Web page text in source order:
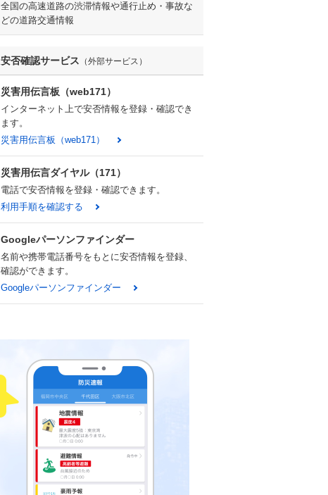
全国の高速道路の渋滞情報や通行止め・事故な
どの道路交通情報
安否確認サービス （外部サービス）
災害用伝言板（web171）
インターネット上で安否情報を登録・確認でき
ます。
災害用伝言板（web171）
災害用伝言ダイヤル（171）
電話で安否情報を登録・確認できます。
利用手順を確認する
Googleパーソンファインダー
名前や携帯電話番号をもとに安否情報を登録、
確認ができます。
Googleパーソンファインダー